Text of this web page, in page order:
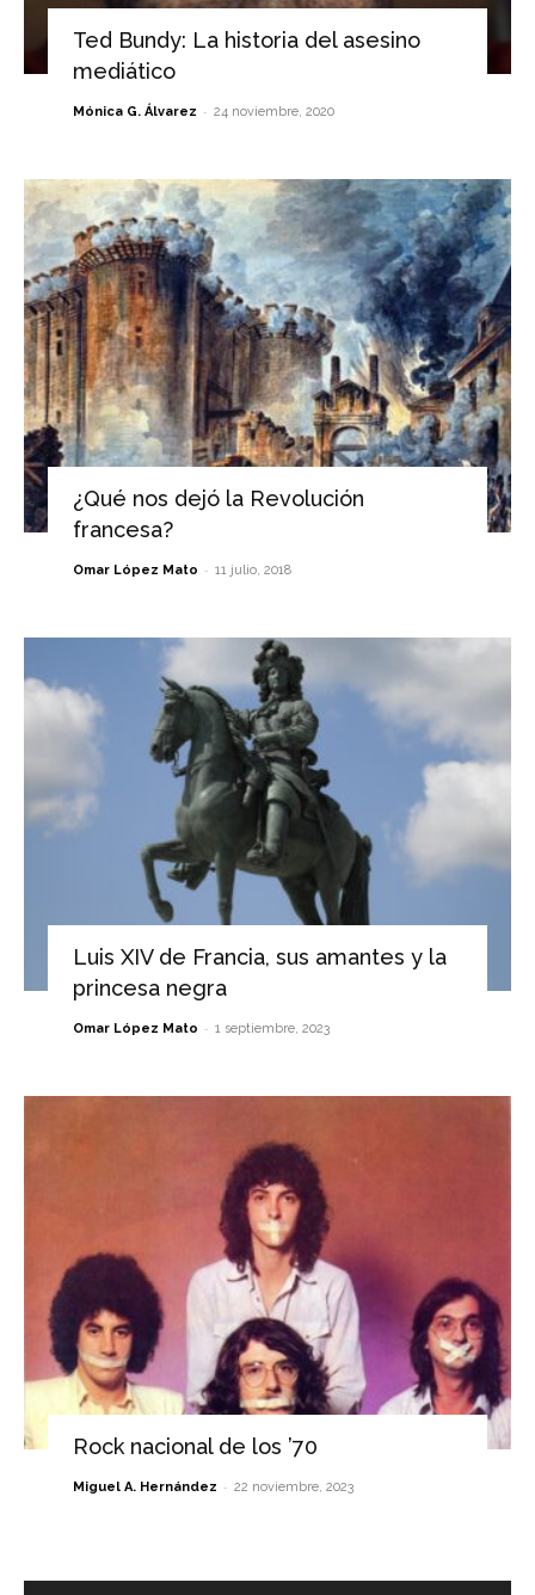
Ted Bundy: La historia del asesino
mediático
Mónica G. Álvarez - 24 noviembre, 2020
¿Qué nos dejó la Revolución
francesa?
Omar López Mato - 11 julio, 2018
Luis XIV de Francia, sus amantes y la
princesa negra
Omar López Mato - 1 septiembre, 2023
Rock nacional de los ’70
Miguel A. Hernández - 22 noviembre, 2023